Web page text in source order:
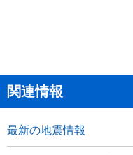
関連情報
最新の地震情報